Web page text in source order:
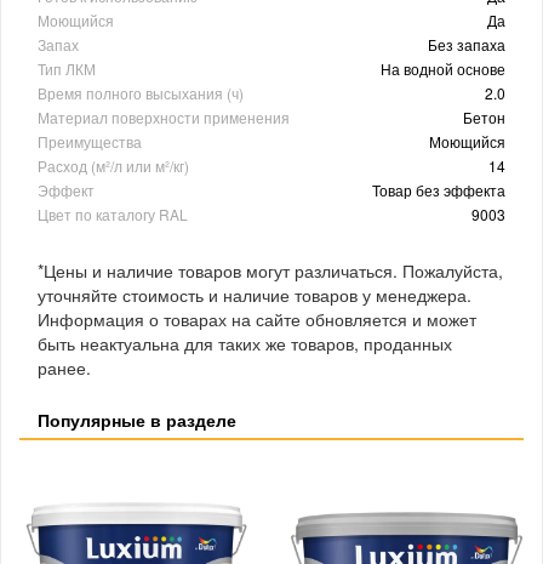
Моющийся
Да
Запах
Без запаха
Тип ЛКМ
На водной основе
Время полного высыхания (ч)
2.0
Материал поверхности применения
Бетон
Преимущества
Моющийся
Расход (м²/л или м²/кг)
14
Эффект
Товар без эффекта
Цвет по каталогу RAL
9003
*Цены и наличие товаров могут различаться. Пожалуйста,
уточняйте стоимость и наличие товаров у менеджера.
Информация о товарах на сайте обновляется и может
быть неактуальна для таких же товаров, проданных
ранее.
Популярные в разделе